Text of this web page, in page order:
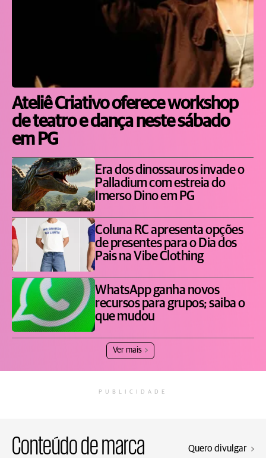
Ateliê Criativo oferece workshop
de teatro e dança neste sábado
em PG
Era dos dinossauros invade o
Palladium com estreia do
Imerso Dino em PG
Coluna RC apresenta opções
de presentes para o Dia dos
Pais na Vibe Clothing
WhatsApp ganha novos
recursos para grupos; saiba o
que mudou
Ver mais
PUBLICIDADE
Conteúdo de marca Quero divulgar